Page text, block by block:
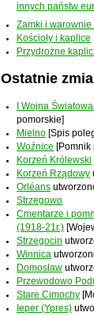
innych państw
Zamki i
Kościoły i kaplice
Przydrożne
Ostatnie
I Wojna
pomorskie]
Mielno [Spis
Woźnice [Pomnik
Korzeń Królewski
Korzeń Rządowy
Orléans
Strzegowo
Cmentarze i
(1918-21r.)
Strzegocin
Winnica
Domosław
Przewodowo
Stare Cimochy
Ieper (Ypres)